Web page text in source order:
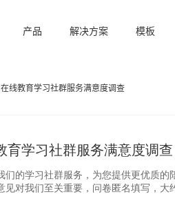
产品 解决方案 模板
在线教育学习社群服务满意度调查